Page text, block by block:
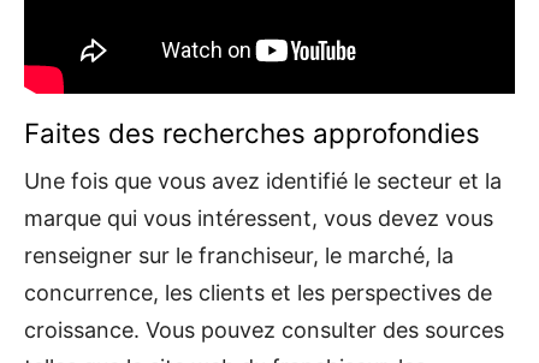
Faites des recherches approfondies
Une fois que vous avez identifié le secteur et la
marque qui vous intéressent, vous devez vous
renseigner sur le franchiseur, le marché, la
concurrence, les clients et les perspectives de
croissance. Vous pouvez consulter des sources